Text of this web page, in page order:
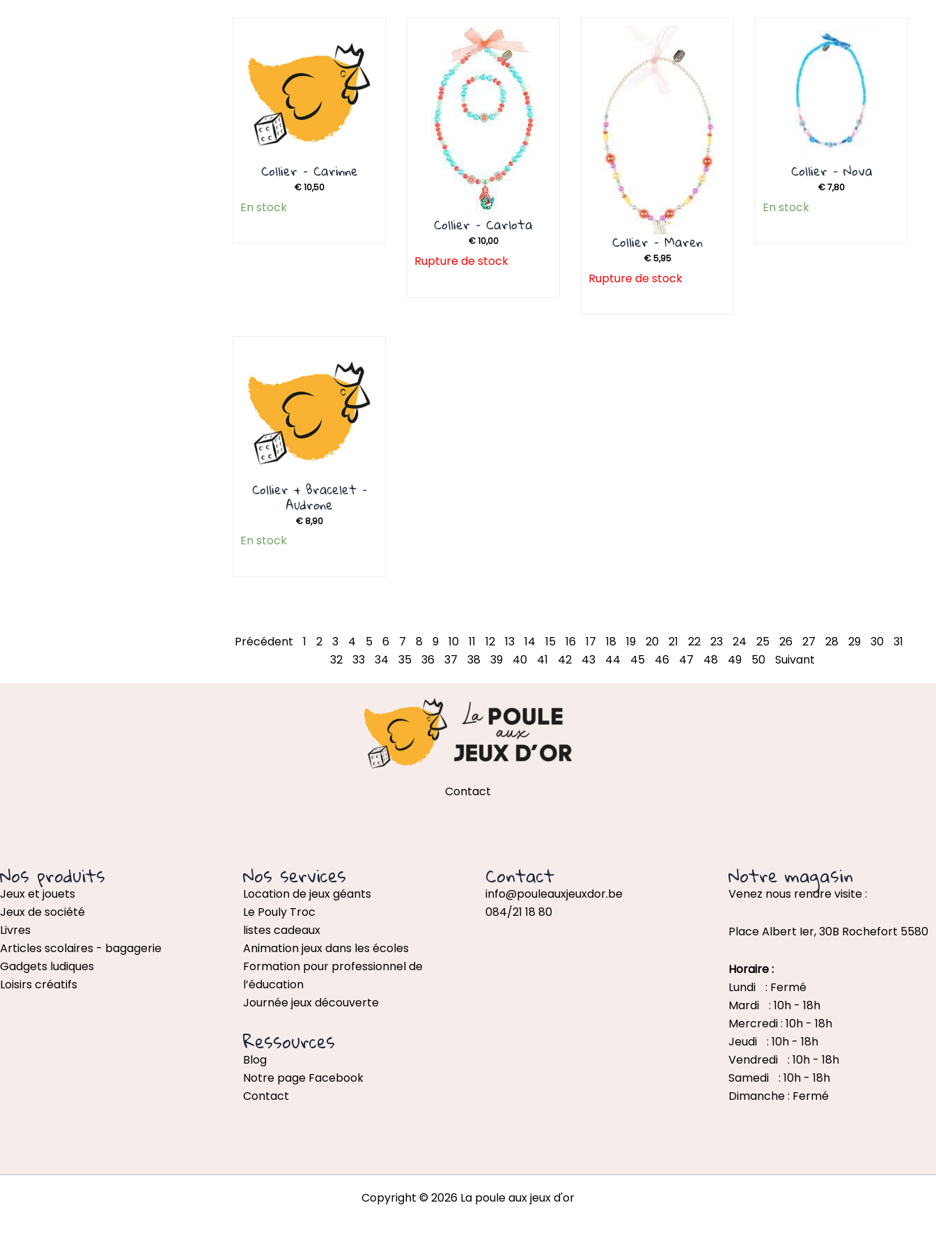
Collier – Carinne
€10,50
En stock
Collier – Carlota
€10,00
Rupture de stock
Collier – Maren
€5,95
Rupture de stock
Collier – Nova
€7,80
En stock
Collier + Bracelet –
Audrone
€8,90
En stock
Précédent 1 2 3 4 5 6 7 8 9 10 11 12 13 14 15 16 17 18 19 20 21 22 23 24 25 26 27 28 29 30 31
32 33 34 35 36 37 38 39 40 41 42 43 44 45 46 47 48 49 50 Suivant
Contact
Nos produits
Jeux et jouets
Jeux de société
Livres
Articles scolaires - bagagerie
Gadgets ludiques
Loisirs créatifs
Nos services
Location de jeux géants
Le Pouly Troc
listes cadeaux
Animation jeux dans les écoles
Formation pour professionnel de
l’éducation
Journée jeux découverte
Ressources
Blog
Notre page Facebook
Contact
Contact
info@pouleauxjeuxdor.be
084/21 18 80
Notre magasin
Venez nous rendre visite :
Place Albert Ier, 30B Rochefort 5580
Horaire :
Lundi : Fermé
Mardi : 10h - 18h
Mercredi : 10h - 18h
Jeudi : 10h - 18h
Vendredi : 10h - 18h
Samedi : 10h - 18h
Dimanche : Fermé
Copyright © 2026 La poule aux jeux d'or